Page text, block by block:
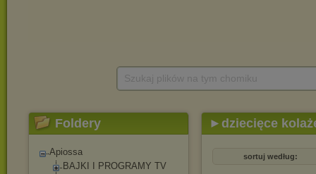
Foldery
Apiossa
BAJKI I PROGRAMY TV
►dziecięce
sortuj według: